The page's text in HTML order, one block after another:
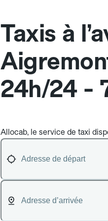
Taxis à
24h/24 -
Allocab, le service de taxi